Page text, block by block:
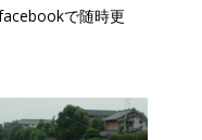
で随時更